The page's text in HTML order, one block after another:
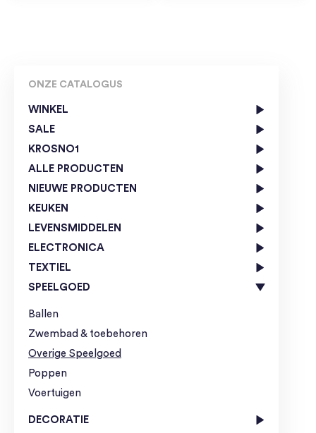
ONZE CATALOGUS
WINKEL
SALE
KROSNO1
ALLE PRODUCTEN
NIEUWE PRODUCTEN
KEUKEN
LEVENSMIDDELEN
ELECTRONICA
TEXTIEL
SPEELGOED
Ballen
Zwembad & toebehoren
Overige Speelgoed
Poppen
Voertuigen
DECORATIE